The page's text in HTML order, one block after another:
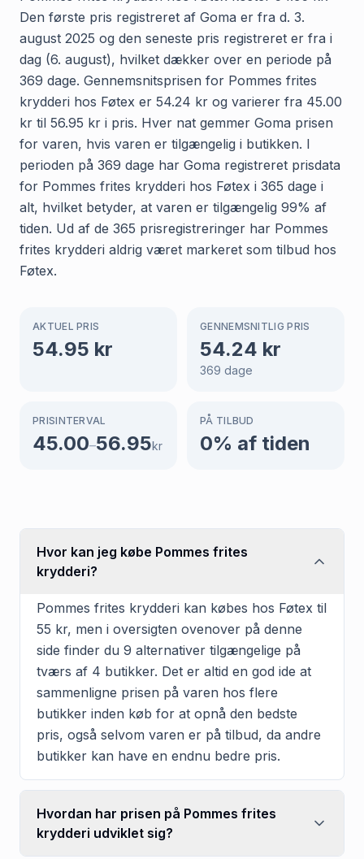
Den første pris registreret af Goma er fra d. 3.
august 2025 og den seneste pris registreret er fra i
dag (6. august), hvilket dækker over en periode på
369 dage. Gennemsnitsprisen for Pommes frites
krydderi hos Føtex er 54.24 kr og varierer fra 45.00
kr til 56.95 kr i pris. Hver nat gemmer Goma prisen
for varen, hvis varen er tilgængelig i butikken. I
perioden på 369 dage har Goma registreret prisdata
for Pommes frites krydderi hos Føtex i 365 dage i
alt, hvilket betyder, at varen er tilgængelig 99% af
tiden. Ud af de 365 prisregistreringer har Pommes
frites krydderi aldrig været markeret som tilbud hos
Føtex.
AKTUEL PRIS
54.95 kr
GENNEMSNITLIG PRIS
54.24 kr
369 dage
PRISINTERVAL
45.00–56.95kr
PÅ TILBUD
0% af tiden
Hvor kan jeg købe Pommes frites
krydderi?
Pommes frites krydderi kan købes hos Føtex til
55 kr, men i oversigten ovenover på denne
side finder du 9 alternativer tilgængelige på
tværs af 4 butikker. Det er altid en god ide at
sammenligne prisen på varen hos flere
butikker inden køb for at opnå den bedste
pris, også selvom varen er på tilbud, da andre
butikker kan have en endnu bedre pris.
Hvordan har prisen på Pommes frites
krydderi udviklet sig?